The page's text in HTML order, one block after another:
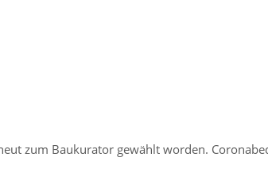
zum Baukurator gewählt worden.